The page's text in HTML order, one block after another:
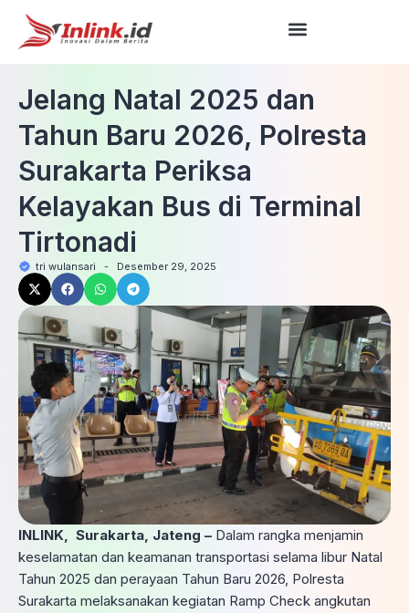
Jelang Natal 2025 dan
Tahun Baru 2026, Polresta
Surakarta Periksa
Kelayakan Bus di Terminal
Tirtonadi
tri wulansari - Desember 29, 2025
INLINK, Surakarta, Jateng – Dalam rangka menjamin
keselamatan dan keamanan transportasi selama libur Natal
Tahun 2025 dan perayaan Tahun Baru 2026, Polresta
Surakarta melaksanakan kegiatan Ramp Check angkutan